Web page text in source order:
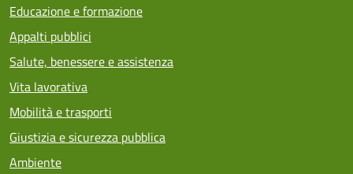
Educazione e formazione
Appalti pubblici
Salute, benessere e assistenza
Vita lavorativa
Mobilità e trasporti
Giustizia e sicurezza pubblica
Ambiente